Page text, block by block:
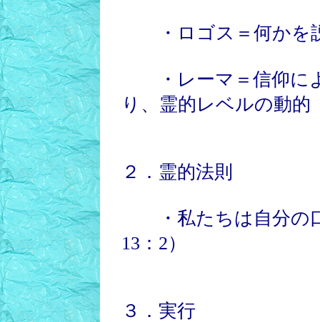
・ロゴス＝何かを
・レーマ＝信仰に
り、霊的レベルの動
２．霊的法則
・私たちは自分の口
13：2）
３．実行